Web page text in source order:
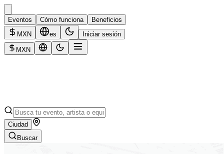
Eventos Cómo funciona
Beneficios
MXN
es Iniciar sesión
MXN
Ciudad
Buscar